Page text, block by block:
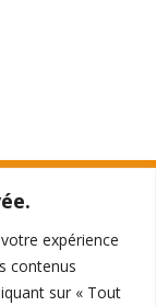
expérience
contenus
sur « Tout